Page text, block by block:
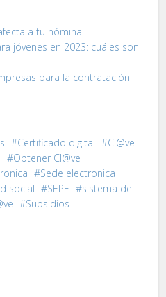
a tu nómina.
jóvenes en 2023: cuáles son
para la contratación
Certificado digital
Cl@ve
Obtener Cl@ve
Sede electronica
social SEPE
sistema de
Subsidios